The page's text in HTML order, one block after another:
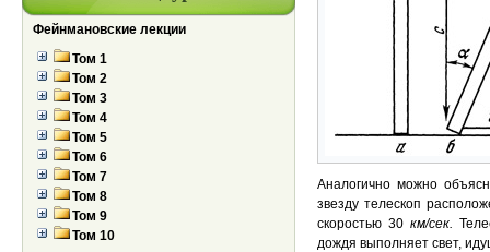
Фейнмановские лекции
Том 1
Том 2
Том 3
Том 4
Том 5
Том 6
Том 7
Том 8
Том 9
Том 10
Аналогично можно
звезду телескоп
скоростью 30км/сек.
дождя выполняет свет,